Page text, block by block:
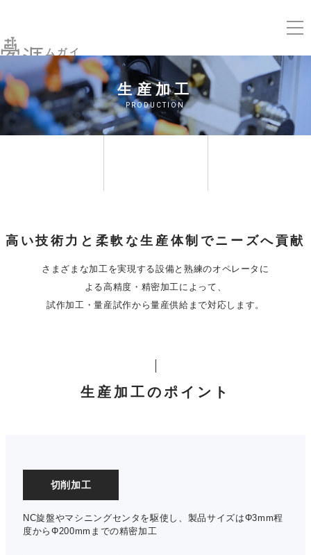
ムガイ
生産加工
PRODUCTION
高い技術力と柔軟な生産体制でニーズへ貢献
さまざまな加工を実現する設備と熟練のオペレータに
よる高精度・精密加工によって、
試作加工・量産試作から量産供給まで対応します。
生産加工のポイント
切削加工
NC旋盤やマシニングセンタを駆使し、製品サイズはΦ3mm程
度からΦ200mmまでの精密加工